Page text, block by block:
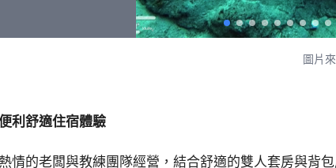
圖片
利舒適住宿體驗
情的老闆與教練團隊經營，結合舒適的雙人套房與背